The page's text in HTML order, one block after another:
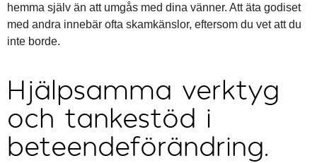
hemma själv än att umgås med dina vänner. Att äta godiset
med andra innebär ofta skamkänslor, eftersom du vet att du
inte borde.
Hjälpsamma verktyg
och tankestöd i
beteendeförändring.